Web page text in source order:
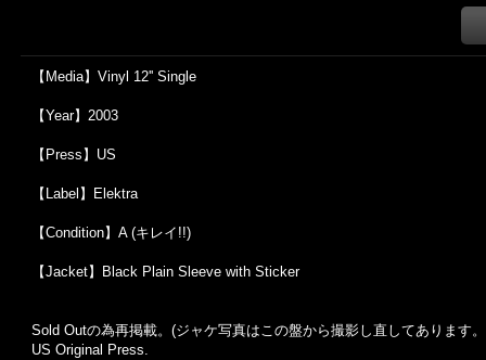
【Media】Vinyl 12'' Single
【Year】2003
【Press】US
【Label】Elektra
【Condition】A (キレイ!!)
【Jacket】Black Plain Sleeve with Sticker
Sold Outの為再掲載。(ジャケ写真はこの盤から撮影し直してあります
US Original Press.